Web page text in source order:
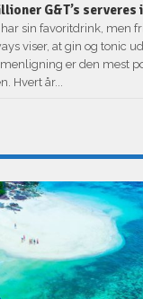
G&T’s serveres
sin favoritdrink, men
viser, at gin og tonic
er den mest
Hvert år...